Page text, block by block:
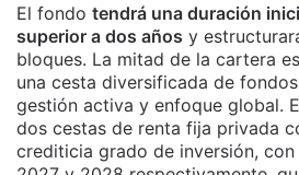
El fondo tendrá una duración
superior a dos años y
bloques. La mitad de la cartera
una cesta diversificada de
gestión activa y enfoque global.
dos cestas de renta fija privada
crediticia grado de inversión,